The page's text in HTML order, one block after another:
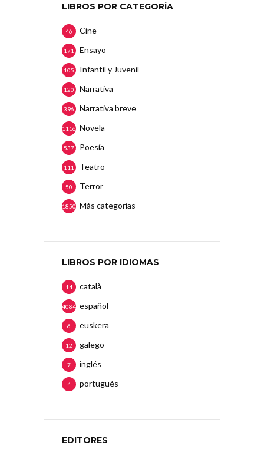
LIBROS POR CATEGORÍA
Cine
46
Ensayo
171
Infantil y Juvenil
105
Narrativa
120
Narrativa breve
396
Novela
1116
Poesía
537
Teatro
111
Terror
50
Más categorias
1850
LIBROS POR IDIOMAS
català
14
español
4084
euskera
6
galego
12
inglés
7
portugués
4
EDITORES